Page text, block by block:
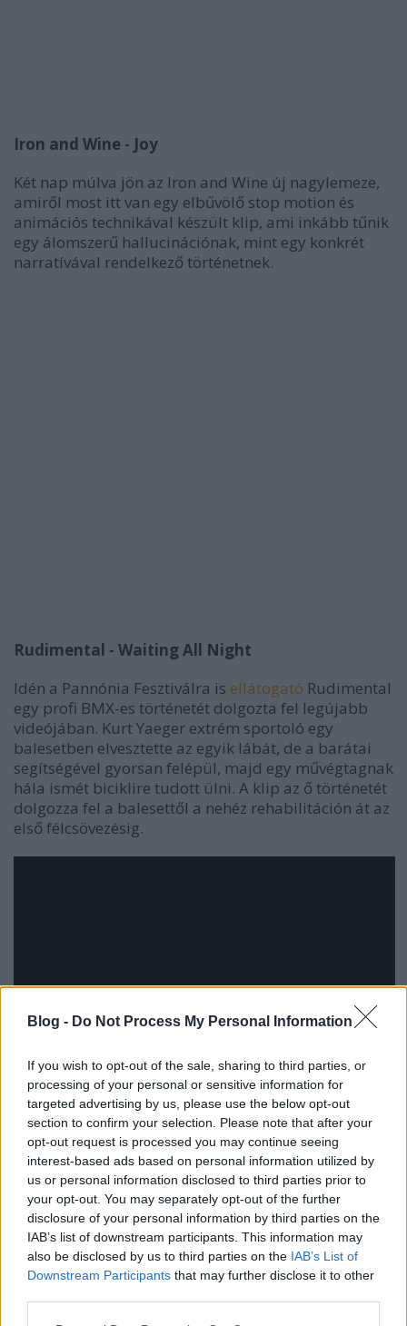
Blog - Do Not Process My Personal Information
If you wish to opt-out of the sale, sharing to third parties, or
processing of your personal or sensitive information for
targeted advertising by us, please use the below opt-out
section to confirm your selection. Please note that after your
opt-out request is processed you may continue seeing
interest-based ads based on personal information utilized by
us or personal information disclosed to third parties prior to
your opt-out. You may separately opt-out of the further
disclosure of your personal information by third parties on the
IAB’s list of downstream participants. This information may
also be disclosed by us to third parties on the IAB’s List of
Downstream Participants that may further disclose it to other
Iron and Wine - Joy
Két nap múlva jön az Iron and Wine új nagylemeze,
amiről most itt van egy elbűvölő stop motion és
animációs technikával készült klip, ami inkább tűnik
egy álomszerű hallucinációnak, mint egy konkrét
narratívával rendelkező történetnek.
Rudimental - Waiting All Night
Idén a Pannónia Fesztiválra is ellátogató Rudimental
egy profi BMX-es történetét dolgozta fel legújabb
videójában. Kurt Yaeger extrém sportoló egy
balesetben elvesztette az egyik lábát, de a barátai
segítségével gyorsan felépül, majd egy művégtagnak
hála ismét biciklire tudott ülni. A klip az ő történetét
dolgozza fel a balesettől a nehéz rehabilitáción át az
első félcsövezésig.
Crystal Fighters - Separator
A szteroidos MGMT is új nagylemezre készül
májusban, ennek apropóján itt egy új klip, ami